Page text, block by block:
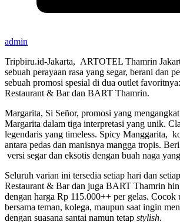
admin
Tripbiru.id-Jakarta, ARTOTEL Thamrin
sebuah perayaan rasa yang segar, berani dan
sebuah promosi spesial di dua outlet
Restaurant & Bar dan BART Thamrin.
Margarita, Si Señor, promosi yang
Margarita dalam tiga interpretasi yang unik.
legendaris yang timeless. Spicy Manggarita,
antara pedas dan manisnya mangga tropis.
versi segar dan eksotis dengan buah naga
Seluruh varian ini tersedia setiap hari dan
Restaurant & Bar dan juga BART Thamrin
dengan harga Rp 115.000++ per gelas.
bersama teman, kolega, maupun saat ingin
dengan suasana santai namun tetap stylish.